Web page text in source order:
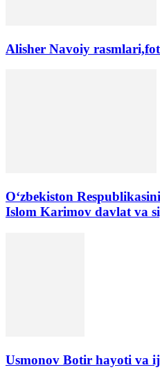
Alisher Navoiy
Oʻzbekiston
Islom Karimov davlat va
Usmonov Botir hayoti va